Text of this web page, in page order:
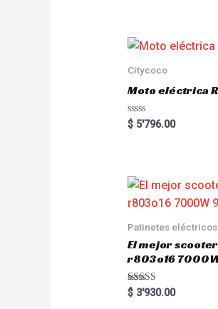
o
u
o
f
5
Citycoco
Moto eléctrica
R
a
o
u
o
5
$5'796.00
Patinetes eléctricos
El mejor
r803o16
Rated
5.00
$3'930.00